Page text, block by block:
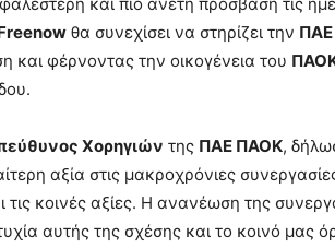
θα συνεχίσει να στηρίζει την
και φέρνοντας την οικογένεια του
Χορηγιών της ΠΑΕ ΠΑΟΚ,
αξία στις μακροχρόνιες
τις κοινές αξίες. Η ανανέωση της
αυτής της σχέσης και το κοινό μας